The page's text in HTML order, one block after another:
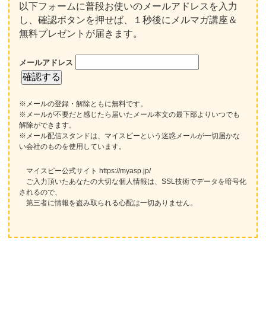
以下フォームに普段お使いのメールアドレスを入力
し、確認ボタンを押せば、１秒後にメルマガ講座＆
無料プレゼントが届きます。
メールアドレス
※メールの登録・解除ともに無料です。
※メールが不要だと感じたら届いたメール本文の最下部よりいつでも
解除ができます。
※メール配信スタンドは、マイスピーという迷惑メールが一切届かな
い会社のものを使用しています。
マイスピー公式サイト https://myasp.jp/
ご入力頂いたあなたの大切な個人情報は、SSL技術でデータを暗号化
されるので、
第三者に情報を盗み取られる心配は一切ありません。